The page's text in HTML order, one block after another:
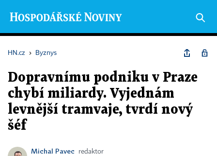
HN.cz › Byznys
Dopravnímu podniku v Praze
chybí miliardy. Vyjednám
levnější tramvaje, tvrdí nový
šéf
Michal Pavec
redaktor